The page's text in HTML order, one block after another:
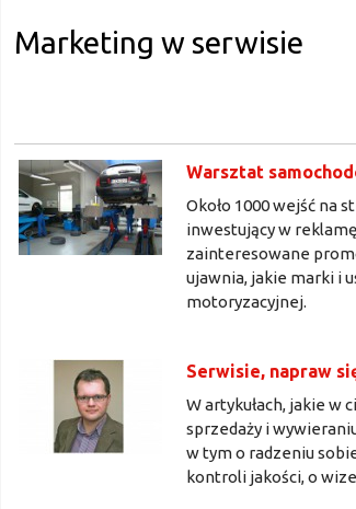
Marketing w serwisie
Warsztat
Około 1000 wejść na
inwestujący w
zainteresowane
ujawnia, jakie marki i
motoryzacyjnej.
Serwisie, napraw
W artykułach, jakie w
sprzedaży i
w tym o radzeniu
kontroli jakości, o